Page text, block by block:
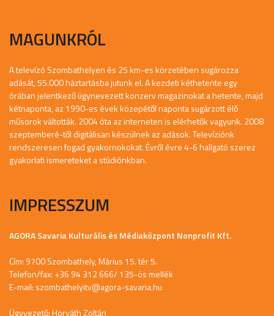
MAGUNKRÓL
A televízó Szombathelyen és 25 km-es körzetében sugározza
adását, 55.000 háztartásba jutunk el. A kezdeti kéthetente egy
órában jelentkező úgynevezett konzerv magazinokat a hetente, majd
kétnaponta, az 1990-es évek közepétől naponta sugárzott élő
műsorok váltották. 2004 óta az interneten is elérhetők vagyunk. 2008
szeptemberé-től digitálisan készülnek az adások. Televíziónk
rendszeresen fogad gyakornokokat. Évről évre 4-6 hallgató szerez
gyakorlati ismereteket a stúdiónkban.
IMPRESSZUM
AGORA Savaria Kulturális és Médiaközpont Nonprofit Kft.
Cím: 9700 Szombathely, Márius 15. tér 5.
Telefon/fax: +36 94 312 666/ 135-ös mellék
E-mail: szombathelyitv@agora-savaria.hu
Ügyvezető: Horváth Zoltán